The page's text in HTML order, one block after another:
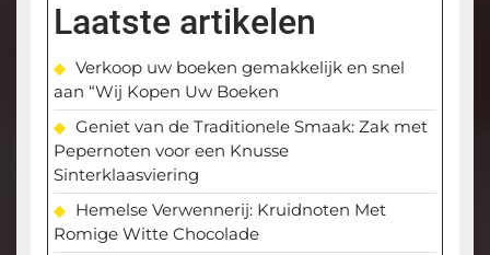
Laatste artikelen
Verkoop uw boeken gemakkelijk en snel
aan “Wij Kopen Uw Boeken
Geniet van de Traditionele Smaak: Zak met
Pepernoten voor een Knusse
Sinterklaasviering
Hemelse Verwennerij: Kruidnoten Met
Romige Witte Chocolade